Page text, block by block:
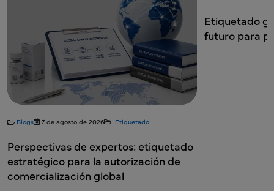
de agosto de 2026 Etiquetado
de expertos: etiquetado
para la autorización de
global
Etiquetado global
futuro para productos